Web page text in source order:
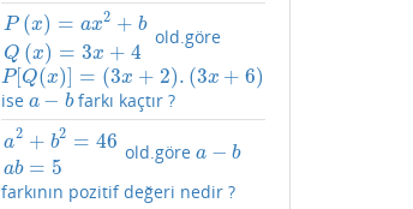
P (x) = ax2 + b
Q (x) = 3x + 4
P( )=ax bQ( = x 4
old.göre
P[Q(x)] = (3x + 2). (3x + 6)
P[Q(x)]=( x+ 2).(3x +6 )
ise a − b
a−b farkı kaçtır ?
a2 + b2 = 46
ab = 5
a2 b = =5 old.göre a − b
a−b
farkının pozitif değeri nedir ?